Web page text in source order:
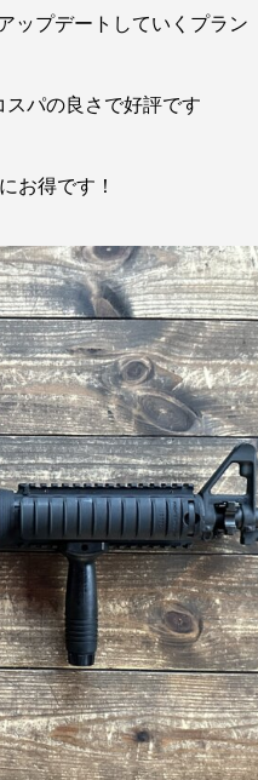
ップデートしていくプラン
パの良さで好評です
お得です！